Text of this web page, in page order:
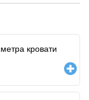
кровати